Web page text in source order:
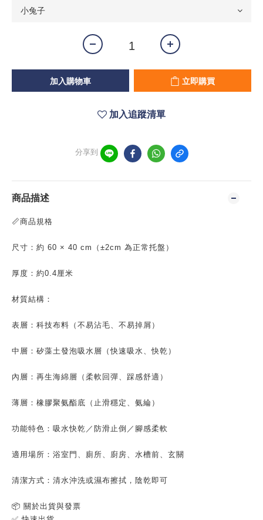
加入購物車 立即購買
加入追蹤清單
分享到
商品描述
📏商品規格
尺寸：約 60 × 40 cm（±2cm 為正常托盤）
厚度：約0.4厘米
材質結構：
表層：科技布料（不易沾毛、不易掉屑）
中層：矽藻土發泡吸水層（快速吸水、快乾）
內層：再生海綿層（柔軟回彈、踩感舒適）
薄層：橡膠聚氨酯底（止滑穩定、氨綸）
功能特色：吸水快乾／防滑止倒／腳感柔軟
適用場所：浴室門、廁所、廚房、水槽前、玄關
清潔方式：清水沖洗或濕布擦拭，陰乾即可
📦 關於出貨與發票